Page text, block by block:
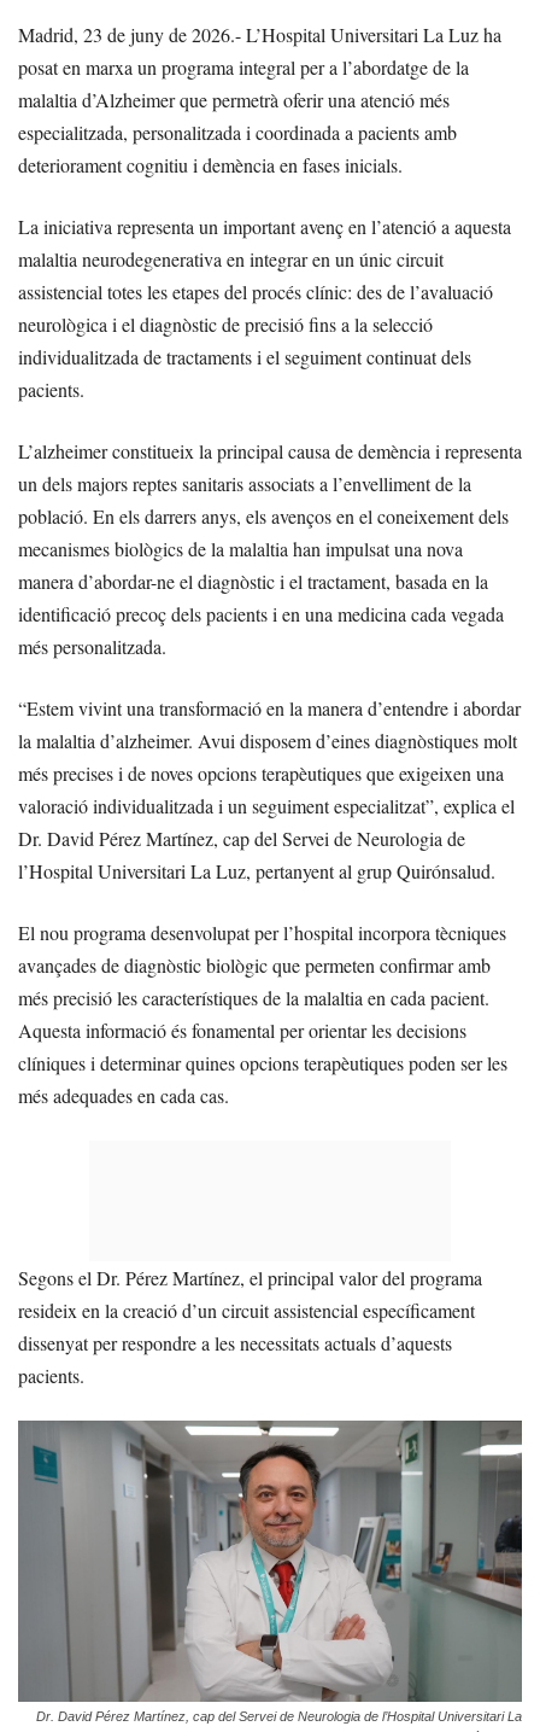
Madrid, 23 de juny de 2026.- L’Hospital Universitari La Luz ha
posat en marxa un programa integral per a l’abordatge de la
malaltia d’Alzheimer que permetrà oferir una atenció més
especialitzada, personalitzada i coordinada a pacients amb
deteriorament cognitiu i demència en fases inicials.
La iniciativa representa un important avenç en l’atenció a aquesta
malaltia neurodegenerativa en integrar en un únic circuit
assistencial totes les etapes del procés clínic: des de l’avaluació
neurològica i el diagnòstic de precisió fins a la selecció
individualitzada de tractaments i el seguiment continuat dels
pacients.
L’alzheimer constitueix la principal causa de demència i representa
un dels majors reptes sanitaris associats a l’envelliment de la
població. En els darrers anys, els avenços en el coneixement dels
mecanismes biològics de la malaltia han impulsat una nova
manera d’abordar-ne el diagnòstic i el tractament, basada en la
identificació precoç dels pacients i en una medicina cada vegada
més personalitzada.
“Estem vivint una transformació en la manera d’entendre i abordar
la malaltia d’alzheimer. Avui disposem d’eines diagnòstiques molt
més precises i de noves opcions terapèutiques que exigeixen una
valoració individualitzada i un seguiment especialitzat”, explica el
Dr. David Pérez Martínez, cap del Servei de Neurologia de
l’Hospital Universitari La Luz, pertanyent al grup Quirónsalud.
El nou programa desenvolupat per l’hospital incorpora tècniques
avançades de diagnòstic biològic que permeten confirmar amb
més precisió les característiques de la malaltia en cada pacient.
Aquesta informació és fonamental per orientar les decisions
clíniques i determinar quines opcions terapèutiques poden ser les
més adequades en cada cas.
Segons el Dr. Pérez Martínez, el principal valor del programa
resideix en la creació d’un circuit assistencial específicament
dissenyat per respondre a les necessitats actuals d’aquests
pacients.
Dr. David Pérez Martínez, cap del Servei de Neurologia de l’Hospital Universitari La